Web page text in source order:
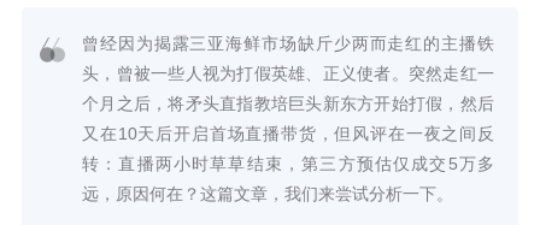
曾经因为揭露三亚海鲜市场缺斤少两而走红的主播铁
头，曾被一些人视为打假英雄、正义使者。突然走红一
个月之后，将矛头直指教培巨头新东方开始打假，然后
又在10天后开启首场直播带货，但风评在一夜之间反
转：直播两小时草草结束，第三方预估仅成交5万多
远，原因何在？这篇文章，我们来尝试分析一下。